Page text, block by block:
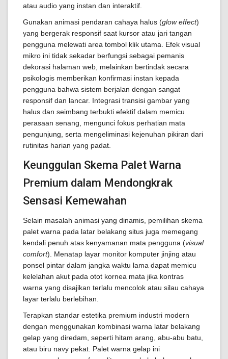
atau audio yang instan dan interaktif.
Gunakan animasi pendaran cahaya halus (glow effect)
yang bergerak responsif saat kursor atau jari tangan
pengguna melewati area tombol klik utama. Efek visual
mikro ini tidak sekadar berfungsi sebagai pemanis
dekorasi halaman web, melainkan bertindak secara
psikologis memberikan konfirmasi instan kepada
pengguna bahwa sistem berjalan dengan sangat
responsif dan lancar. Integrasi transisi gambar yang
halus dan seimbang terbukti efektif dalam memicu
perasaan senang, mengunci fokus perhatian mata
pengunjung, serta mengeliminasi kejenuhan pikiran dari
rutinitas harian yang padat.
Keunggulan Skema Palet Warna
Premium dalam Mendongkrak
Sensasi Kemewahan
Selain masalah animasi yang dinamis, pemilihan skema
palet warna pada latar belakang situs juga memegang
kendali penuh atas kenyamanan mata pengguna (visual
comfort). Menatap layar monitor komputer jinjing atau
ponsel pintar dalam jangka waktu lama dapat memicu
kelelahan akut pada otot kornea mata jika kontras
warna yang disajikan terlalu mencolok atau silau cahaya
layar terlalu berlebihan.
Terapkan standar estetika premium industri modern
dengan menggunakan kombinasi warna latar belakang
gelap yang diredam, seperti hitam arang, abu-abu batu,
atau biru navy pekat. Palet warna gelap ini